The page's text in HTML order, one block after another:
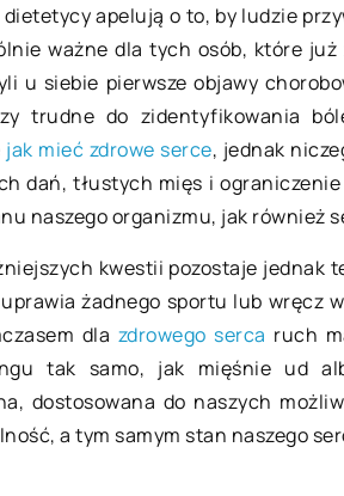
apelują o to, by ludzie
ważne dla tych osób, które
u siebie pierwsze objawy
trudne do zidentyfikowania
jak mieć zdrowe serce, jednak
dań, tłustych mięs i
naszego organizmu, jak również
kwestii pozostaje jednak
żadnego sportu lub wręcz
dla zdrowego serca ruch
tak samo, jak mięśnie ud
dostosowana do naszych
a tym samym stan naszego
20 marca 2020
Skąd nabyć
wykonany ubiór dla
Wygodny i funkcjonalny,
dostosowany do każdych
pogodowych strój do
obowiązkowy element
szafy osób aktywnie
czas […]